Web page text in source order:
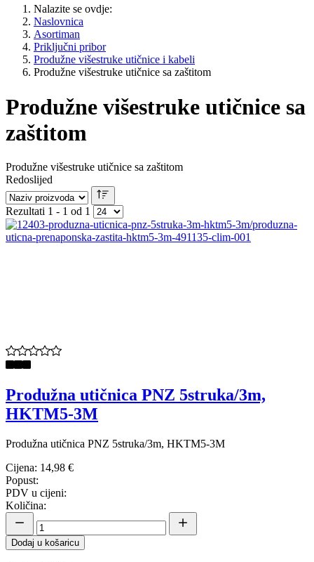
Nalazite se ovdje:
Naslovnica
Asortiman
Priključni pribor
Produžne višestruke utičnice i kabeli
Produžne višestruke utičnice sa zaštitom
Produžne višestruke utičnice sa
zaštitom
Produžne višestruke utičnice sa zaštitom
Redoslijed
Rezultati 1 - 1 od 1
Produžna utičnica PNZ 5struka/3m,
HKTM5-3M
Produžna utičnica PNZ 5struka/3m, HKTM5-3M
Cijena: 14,98 €
Popust:
PDV u cijeni:
Količina:
Dodaj u košaricu